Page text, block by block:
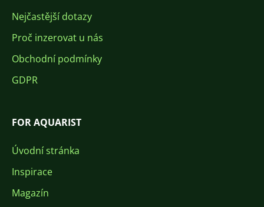
Nejčastější dotazy
Proč inzerovat u nás
Obchodní podmínky
GDPR
FOR AQUARIST
Úvodní stránka
Inspirace
Magazín